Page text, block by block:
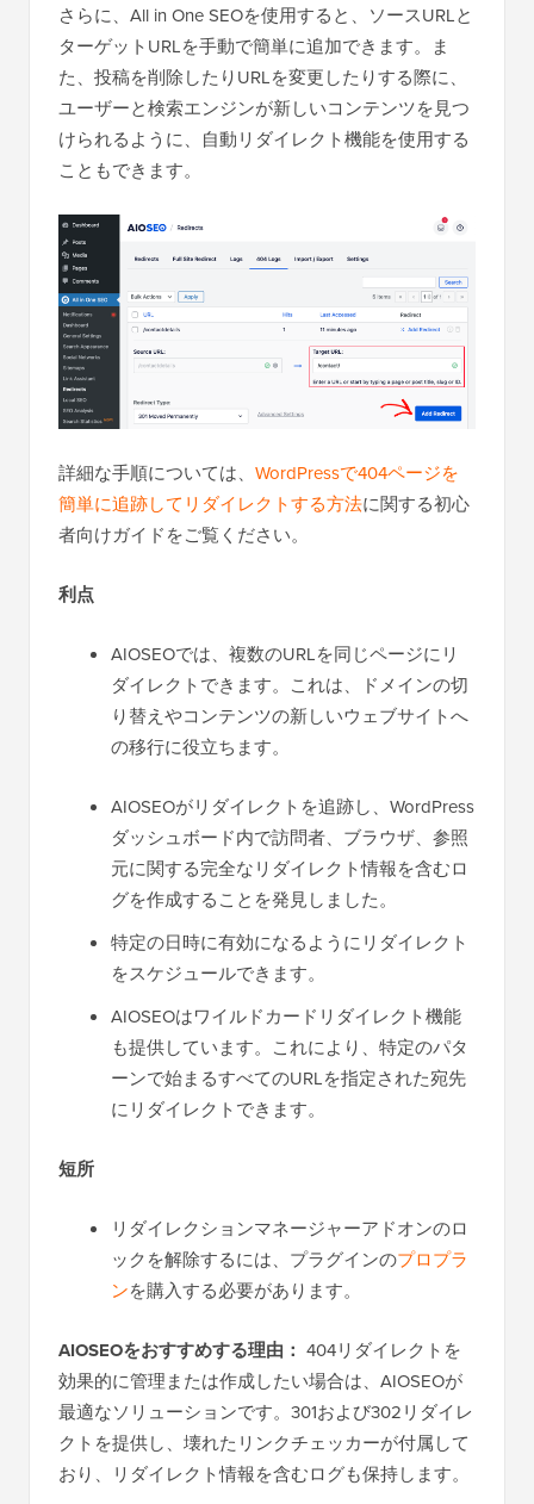
さらに、All in One SEOを使用すると、ソースURLと
ターゲットURLを手動で簡単に追加できます。ま
た、投稿を削除したりURLを変更したりする際に、
ユーザーと検索エンジンが新しいコンテンツを見つ
けられるように、自動リダイレクト機能を使用する
こともできます。
詳細な手順については、 WordPressで404ページを
簡単に追跡してリダイレクトする方法に関する初心
者向けガイドをご覧ください。
利点
AIOSEOでは、複数のURLを同じページにリ
ダイレクトできます。これは、ドメインの切
り替えやコンテンツの新しいウェブサイトへ
の移行に役立ちます。
AIOSEOがリダイレクトを追跡し、WordPress
ダッシュボード内で訪問者、ブラウザ、参照
元に関する完全なリダイレクト情報を含むロ
グを作成することを発見しました。
特定の日時に有効になるようにリダイレクト
をスケジュールできます。
AIOSEOはワイルドカードリダイレクト機能
も提供しています。これにより、特定のパタ
ーンで始まるすべてのURLを指定された宛先
にリダイレクトできます。
短所
リダイレクションマネージャーアドオンのロ
ックを解除するには、プラグインのプロプラ
ンを購入する必要があります。
AIOSEOをおすすめする理由： 404リダイレクトを
効果的に管理または作成したい場合は、AIOSEOが
最適なソリューションです。301および302リダイレ
クトを提供し、壊れたリンクチェッカーが付属して
おり、リダイレクト情報を含むログも保持します。